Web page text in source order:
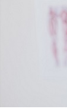
o ESC per